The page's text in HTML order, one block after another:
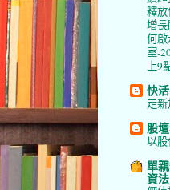
釋放
增
何啟
室-
上9
快
走
股
以股
單
資法